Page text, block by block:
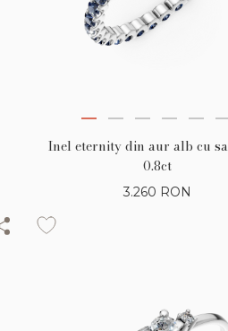
Inel eternity din aur alb cu
0.8ct
3.260 RON